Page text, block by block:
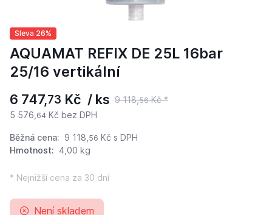
Sleva 26%
AQUAMAT REFIX DE 25L 16bar
25/16 vertikální
6 747,73 Kč / ks 9 118,56Kč *
5 576, 64 Kč bez DPH
Běžná cena: 9 118, 56 Kč s DPH
Hmotnost: 4,00 kg
* Nejnižší cena za 30 dní
Není skladem